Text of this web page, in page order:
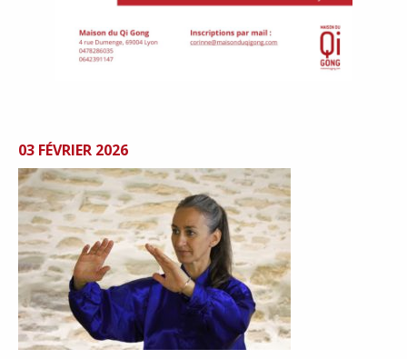
03 FÉVRIER 2026